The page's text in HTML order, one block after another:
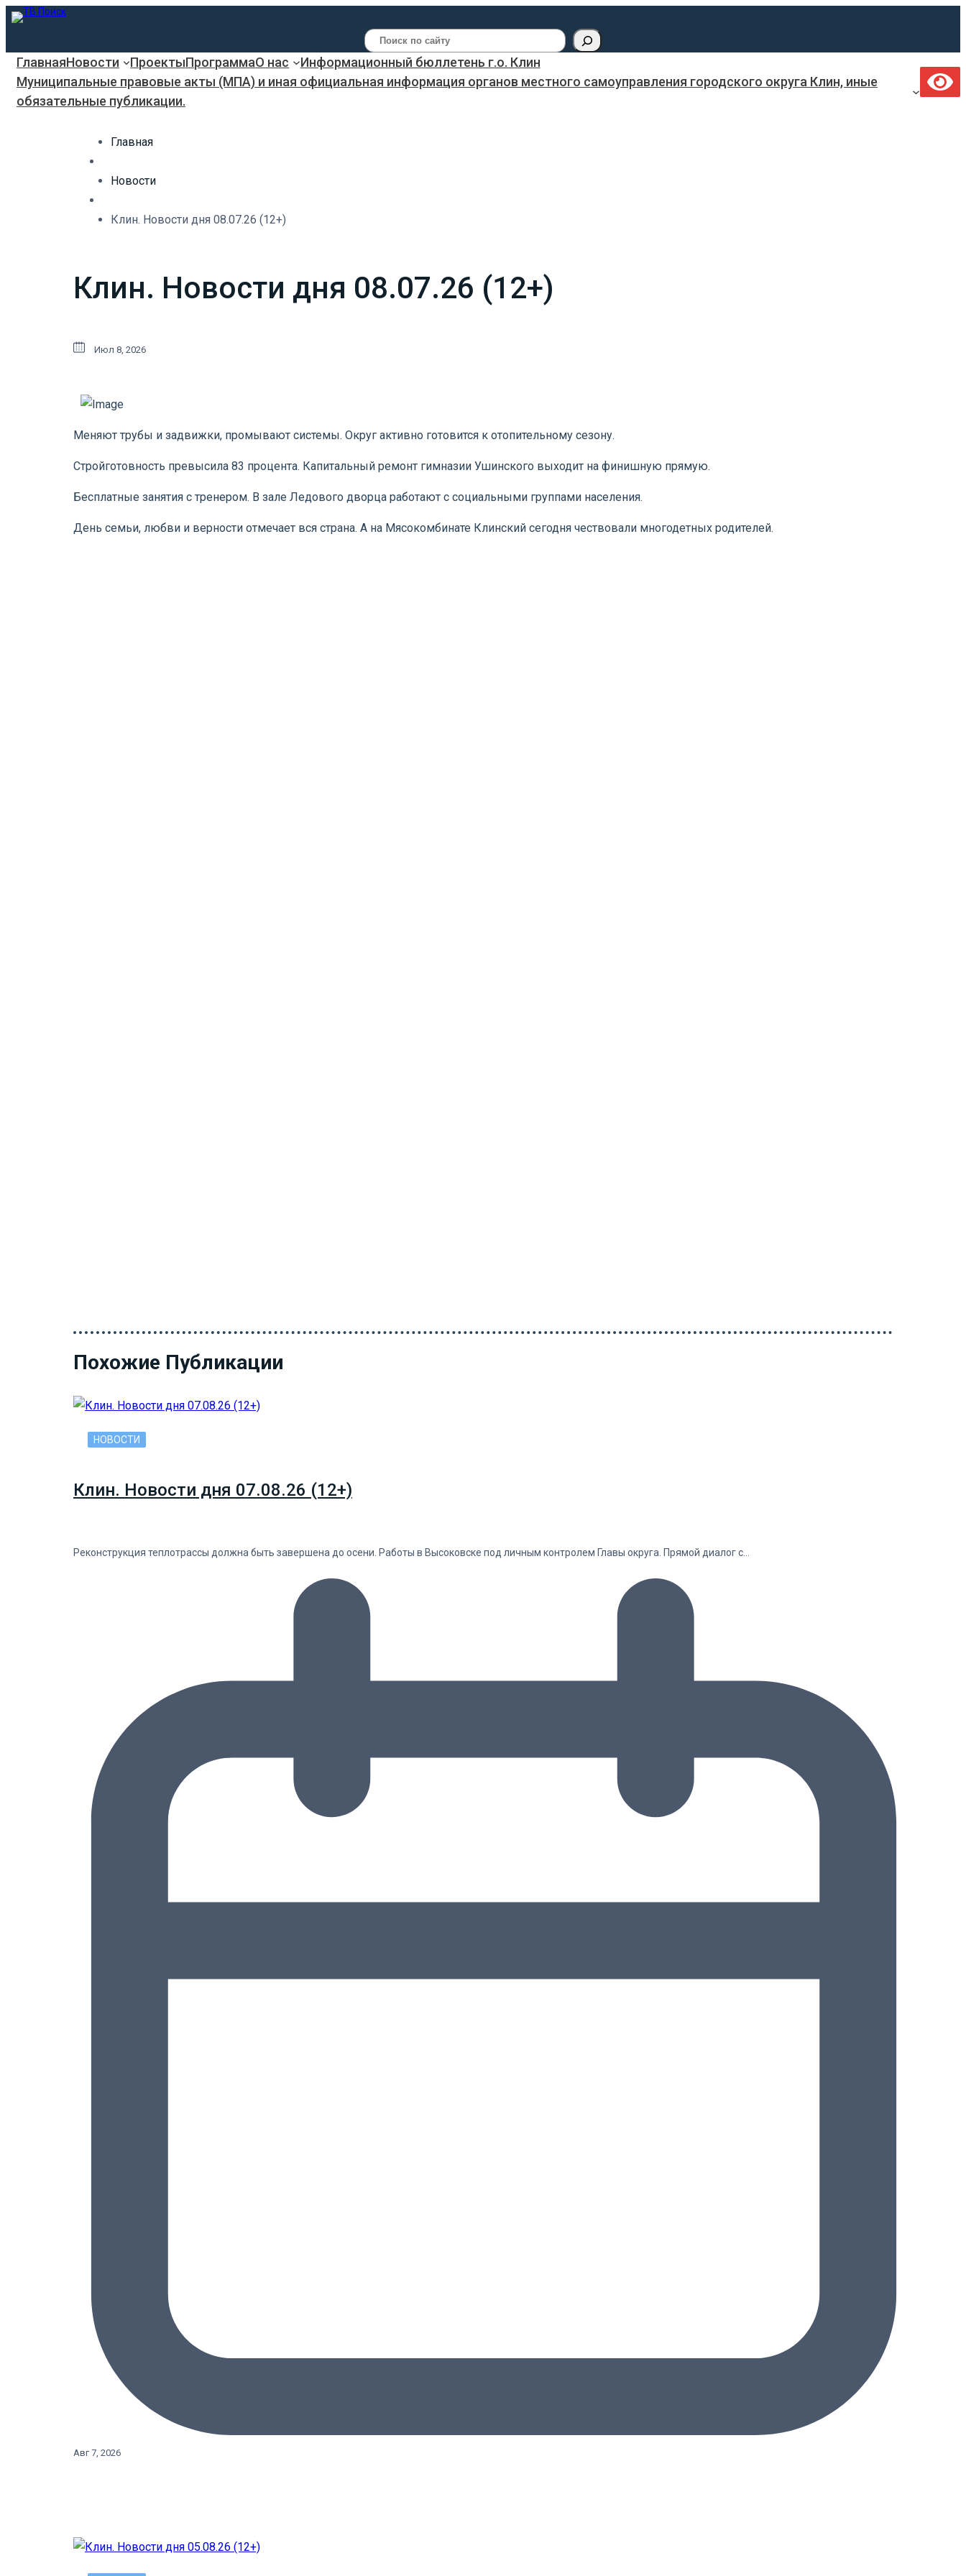
Поиск
ГлавнаяНовости ПроектыПрограммаО нас
Информационный бюллетень г.о. Клин
Муниципальные правовые акты (МПА) и иная официальная информация органов местного самоуправления городского округа Клин, иные
обязательные публикации.
Главная
Новости
Клин. Новости дня 08.07.26 (12+)
Клин. Новости дня 08.07.26 (12+)
Июл 8, 2026
Меняют трубы и задвижки, промывают системы. Округ активно готовится к отопительному сезону.
Стройготовность превысила 83 процента. Капитальный ремонт гимназии Ушинского выходит на финишную прямую.
Бесплатные занятия с тренером. В зале Ледового дворца работают с социальными группами населения.
День семьи, любви и верности отмечает вся страна. А на Мясокомбинате Клинский сегодня чествовали многодетных родителей.
Похожие Публикации
НОВОСТИ
Клин. Новости дня 07.08.26 (12+)
Реконструкция теплотрассы должна быть завершена до осени. Работы в Высоковске под личным контролем Главы округа. Прямой диалог с…
Авг 7, 2026